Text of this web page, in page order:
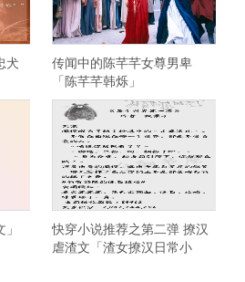
犬
传闻中的陈芊芊女尊男卑
「陈芊芊韩烁」
快穿小说推荐之第二弹 撩汉
虐渣文「渣女撩汉日常小